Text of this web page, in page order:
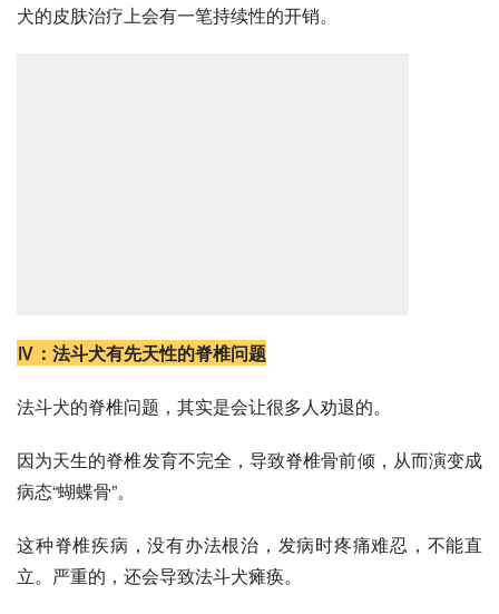
犬的皮肤治疗上会有一笔持续性的开销。
Ⅳ：法斗犬有先天性的脊椎问题
法斗犬的脊椎问题，其实是会让很多人劝退的。
因为天生的脊椎发育不完全，导致脊椎骨前倾，从而演变成
病态“蝴蝶骨”。
这种脊椎疾病，没有办法根治，发病时疼痛难忍，不能直
立。严重的，还会导致法斗犬瘫痪。